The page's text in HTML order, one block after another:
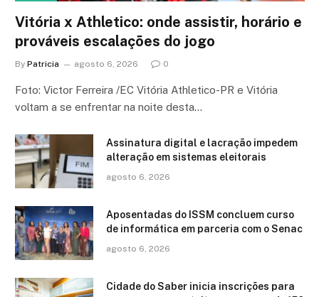
Vitória x Athletico: onde assistir, horário e
prováveis escalações do jogo
By Patricia agosto 6, 2026 0
Foto: Victor Ferreira /EC Vitória Athletico-PR e Vitória
voltam a se enfrentar na noite desta…
Assinatura digital e lacração impedem
alteração em sistemas eleitorais
agosto 6, 2026
Aposentadas do ISSM concluem curso
de informática em parceria com o Senac
agosto 6, 2026
Cidade do Saber inicia inscrições para